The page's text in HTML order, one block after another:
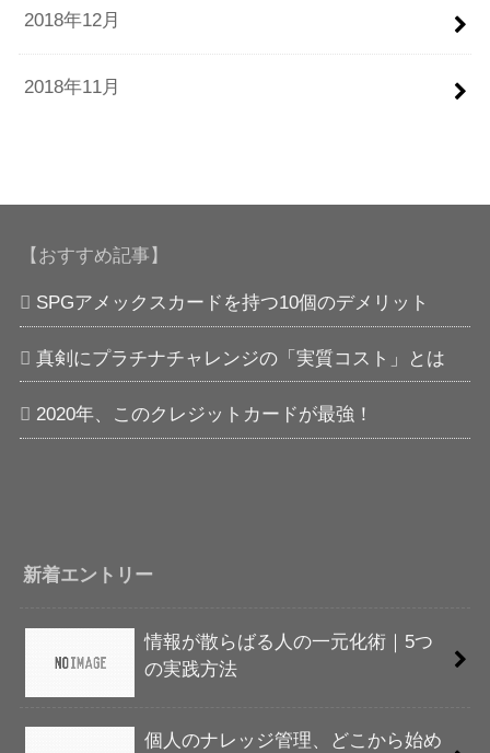
2018年12月
2018年11月
【おすすめ記事】
SPGアメックスカードを持つ10個のデメリット
真剣にプラチナチャレンジの「実質コスト」とは
2020年、このクレジットカードが最強！
新着エントリー
情報が散らばる人の一元化術｜5つ
の実践方法
個人のナレッジ管理、どこから始め